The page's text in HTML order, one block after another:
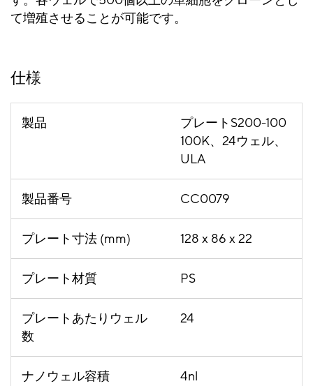
て増殖させることが可能です。
仕様
製品
プレートS200-100
100K、24ウェル、
ULA
製品番号 CC0079
プレート寸法 (mm) 128 x 86 x 22
プレート材質 PS
プレートあたりウェル
数
24
ナノウェル容積 4nl